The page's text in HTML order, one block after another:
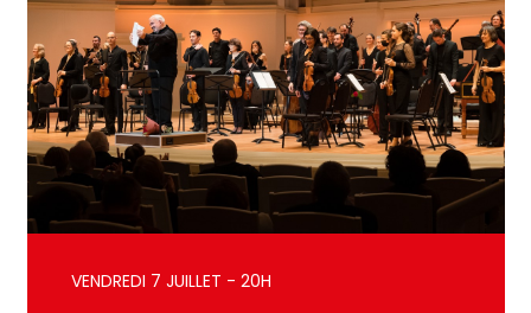
VENDREDI 7 JUILLET - 20H